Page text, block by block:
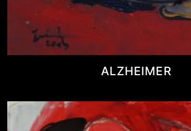
ALZHEIMER